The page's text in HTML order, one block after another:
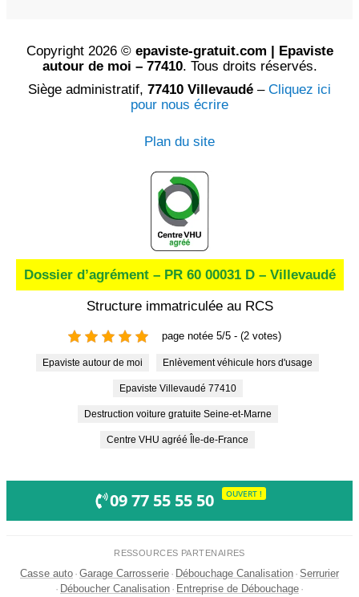
Copyright 2026 © epaviste-gratuit.com | Epaviste
autour de moi – 77410. Tous droits réservés.
Siège administratif, 77410 Villevaudé – Cliquez ici
pour nous écrire
Plan du site
Dossier d’agrément – PR 60 00031 D – Villevaudé
Structure immatriculée au RCS
page notée 5/5 - (2 votes)
Epaviste autour de moi Enlèvement véhicule hors d'usage
Epaviste Villevaudé 77410
Destruction voiture gratuite Seine-et-Marne
Centre VHU agréé Île-de-France
09 77 55 55 50 OUVERT !
RESSOURCES PARTENAIRES
Casse auto · Garage Carrosserie · Débouchage Canalisation · Serrurier
· Déboucher Canalisation · Entreprise de Débouchage ·